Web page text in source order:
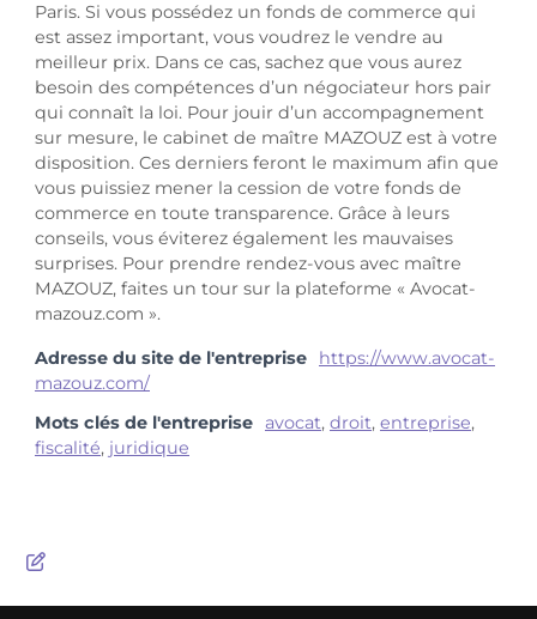
Paris. Si vous possédez un fonds de commerce qui
est assez important, vous voudrez le vendre au
meilleur prix. Dans ce cas, sachez que vous aurez
besoin des compétences d’un négociateur hors pair
qui connaît la loi. Pour jouir d’un accompagnement
sur mesure, le cabinet de maître MAZOUZ est à votre
disposition. Ces derniers feront le maximum afin que
vous puissiez mener la cession de votre fonds de
commerce en toute transparence. Grâce à leurs
conseils, vous éviterez également les mauvaises
surprises. Pour prendre rendez-vous avec maître
MAZOUZ, faites un tour sur la plateforme « Avocat-
mazouz.com ».
Adresse du site de l'entreprise
https://www.avocat-
mazouz.com/
Mots clés de l'entreprise avocat, droit, entreprise,
fiscalité, juridique